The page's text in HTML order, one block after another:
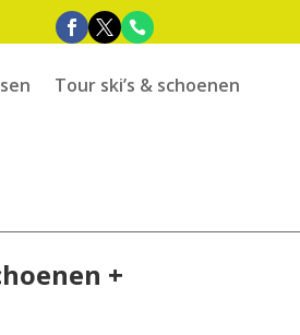
Tour ski’s & schoenen
+